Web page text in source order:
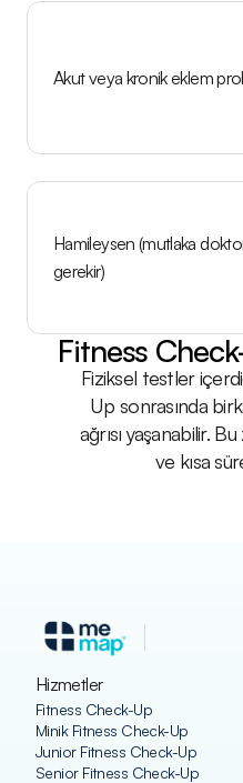
Akut veya kronik eklem
Hamileysen (mutlaka
gerekir)
Fitness
Fiziksel testler
Up sonrasında
ağrısı yaşanabilir.
ve kısa
Hizmetler
Fitness Check-Up
Minik Fitness Check-Up
Junior Fitness Check-Up
Senior Fitness Check-Up